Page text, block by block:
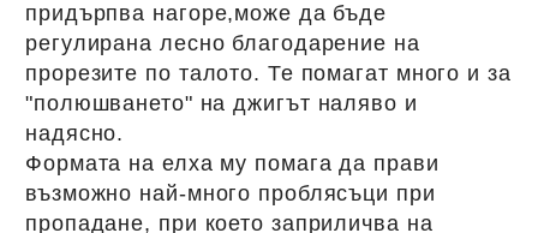
придърпва нагоре,може да бъде
регулирана лесно благодарение на
прорезите по талото. Те помагат много и за
"полюшването" на джигът наляво и
надясно.
Формата на елха му помага да прави
възможно най-много проблясъци при
пропадане, при което заприличва на